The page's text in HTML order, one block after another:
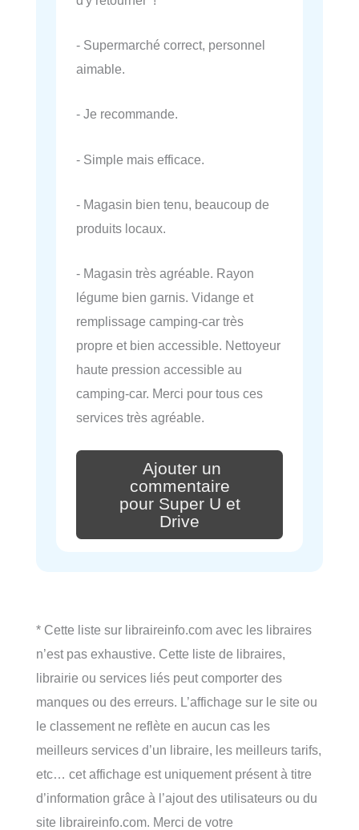
- Supermarché correct, personnel
aimable.
- Je recommande.
- Simple mais efficace.
- Magasin bien tenu, beaucoup de
produits locaux.
- Magasin très agréable. Rayon
légume bien garnis. Vidange et
remplissage camping-car très
propre et bien accessible. Nettoyeur
haute pression accessible au
camping-car. Merci pour tous ces
services très agréable.
Ajouter un
commentaire
pour Super U et
Drive
* Cette liste sur libraireinfo.com avec les libraires
n’est pas exhaustive. Cette liste de libraires,
librairie ou services liés peut comporter des
manques ou des erreurs. L’affichage sur le site ou
le classement ne reflète en aucun cas les
meilleurs services d’un libraire, les meilleurs tarifs,
etc… cet affichage est uniquement présent à titre
d’information grâce à l’ajout des utilisateurs ou du
site libraireinfo.com. Merci de votre